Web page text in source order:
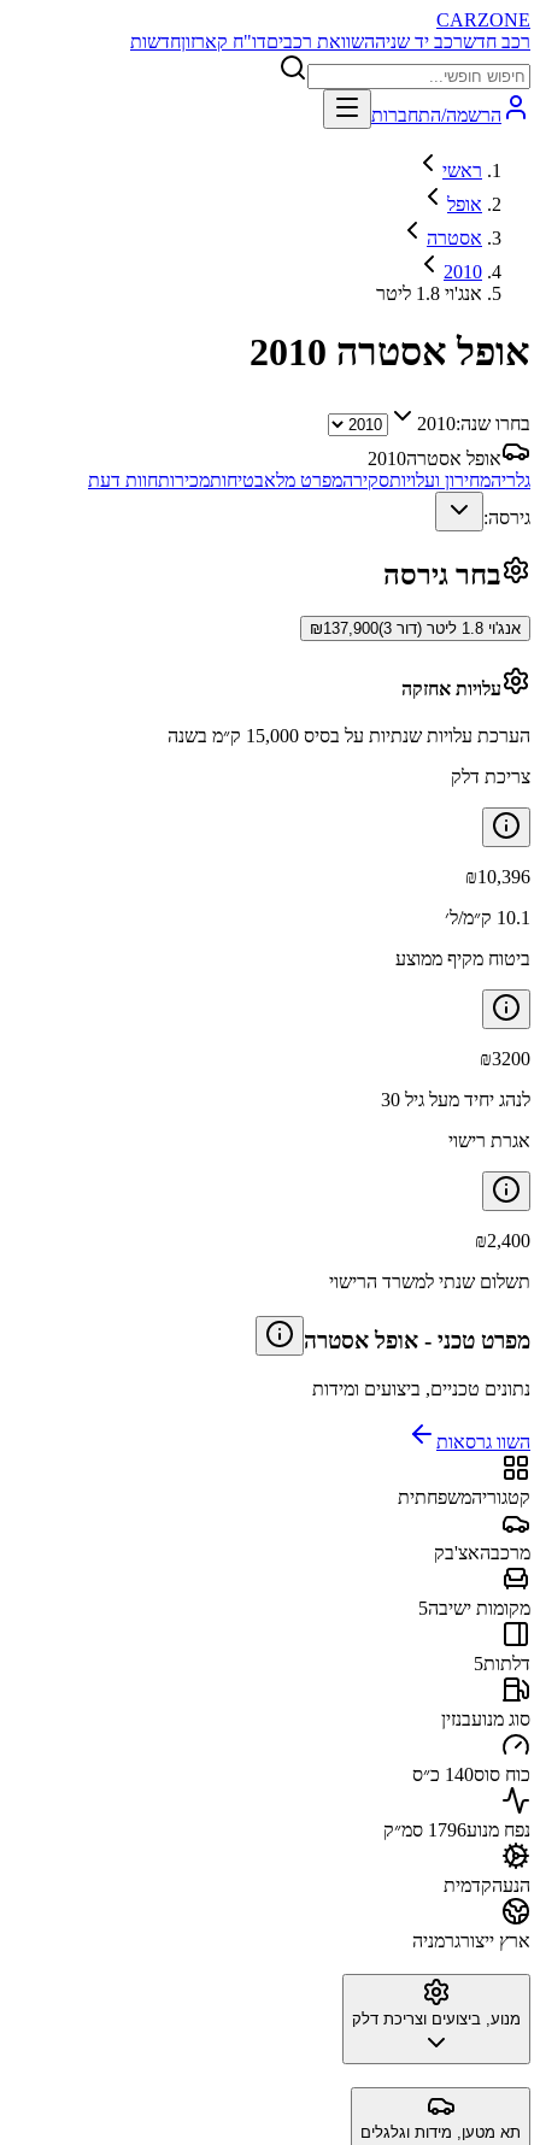
CARZONE
רכב חדשרכב יד שניההשוואת רכביםדו"ח קארזוןחדשות
הרשמה/התחברות
ראשי
אופל
אסטרה
2010
אנג'וי 1.8 ליטר
אופל אסטרה 2010
בחרו שנה:2010
אופל אסטרה2010
גלריהמחירון ועלויותסקירהמפרט מלאבטיחותמכירותחוות דעת
גירסה:
בחר גירסה
אנג'וי 1.8 ליטר (דור 3) ₪137,900
עלויות אחזקה
הערכת עלויות שנתיות על בסיס 15,000 ק״מ בשנה
צריכת דלק
₪10,396
10.1 ק״מ/ל׳
ביטוח מקיף ממוצע
₪3200
לנהג יחיד מעל גיל 30
אגרת רישוי
₪2,400
תשלום שנתי למשרד הרישוי
מפרט טכני - אופל אסטרה
נתונים טכניים, ביצועים ומידות
השוו גרסאות
קטגוריהמשפחתית
מרכבהאצ'בק
מקומות ישיבה5
דלתות5
סוג מנועבנזין
כוח סוס140 כ״ס
נפח מנוע1796 סמ״ק
הנעהקדמית
ארץ ייצורגרמניה
מנוע, ביצועים וצריכת דלק
תא מטען, מידות וגלגלים